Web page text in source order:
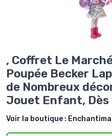
, Coffret Le
Poupée Becker
de Nombreux
Jouet Enfant, Dès
Voir la boutique :